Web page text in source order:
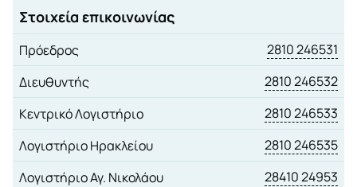
Στοιχεία επικοινωνίας
Πρόεδρος
2810 246531
Διευθυντής
2810 246532
Κεντρικό Λογιστήριο
2810 246533
Λογιστήριο Ηρακλείου
2810 246535
Λογιστήριο Αγ. Νικολάου
28410 24953